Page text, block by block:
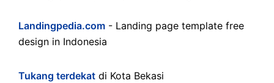
Landingpedia.com - Landing page template free
design in Indonesia
Tukang terdekat di Kota Bekasi